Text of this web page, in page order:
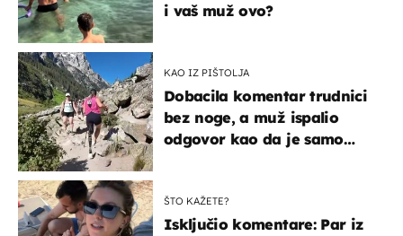
i vaš muž ovo?
KAO IZ PIŠTOLJA
Dobacila komentar trudnici
bez noge, a muž ispalio
odgovor kao da je samo
ŠTO KAŽETE?
Isključio komentare: Par iz